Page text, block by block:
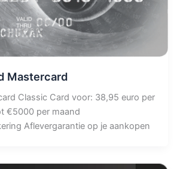
Mastercard
Classic Card voor: 38,95 euro per
€5000 per maand
Aflevergarantie op je aankopen